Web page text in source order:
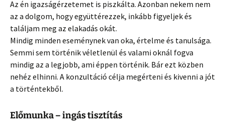
Az én igazságérzetemet is piszkálta. Azonban nekem nem
az a dolgom, hogy együttérezzek, inkább figyeljek és
találjam meg az elakadás okát.
Mindig minden eseménynek van oka, értelme és tanulsága.
Semmi sem történik véletlenül és valami oknál fogva
mindig az a legjobb, ami éppen történik. Bár ezt közben
nehéz elhinni. A konzultáció célja megérteni és kivenni a jót
a történtekből.
Előmunka – ingás tisztítás